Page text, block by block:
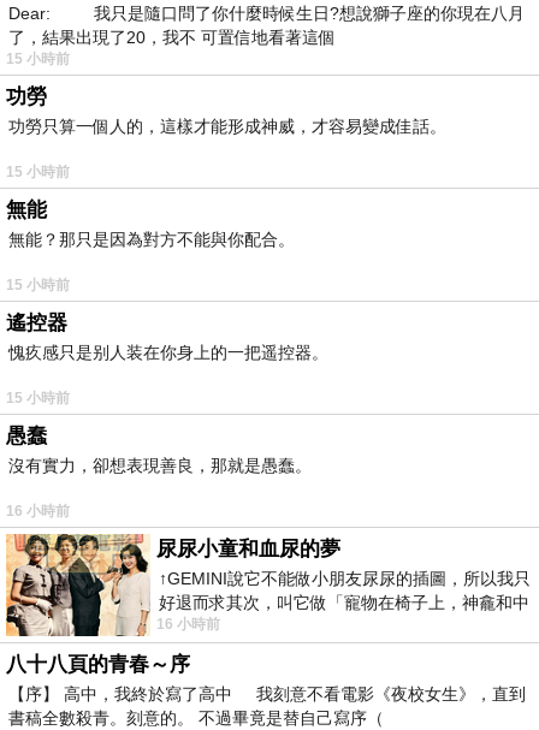
Dear: 我只是隨口問了你什麼時候生日?想說獅子座的你現在八月
了，結果出現了20，我不 可置信地看著這個
15 小時前
功勞
功勞只算一個人的，這樣才能形成神威，才容易變成佳話。
15 小時前
無能
無能？那只是因為對方不能與你配合。
15 小時前
遙控器
愧疚感只是别人装在你身上的一把遥控器。
15 小時前
愚蠢
沒有實力，卻想表現善良，那就是愚蠢。
16 小時前
尿尿小童和血尿的夢
↑GEMINI說它不能做小朋友尿尿的插圖，所以我只
好退而求其次，叫它做「寵物在椅子上，神龕和中
年人臉孔」的畫了。 六月底
16 小時前
八十八頁的青春～序
【序】 高中，我終於寫了高中 我刻意不看電影《夜校女生》，直到
書稿全數殺青。刻意的。 不過畢竟是替自己寫序（